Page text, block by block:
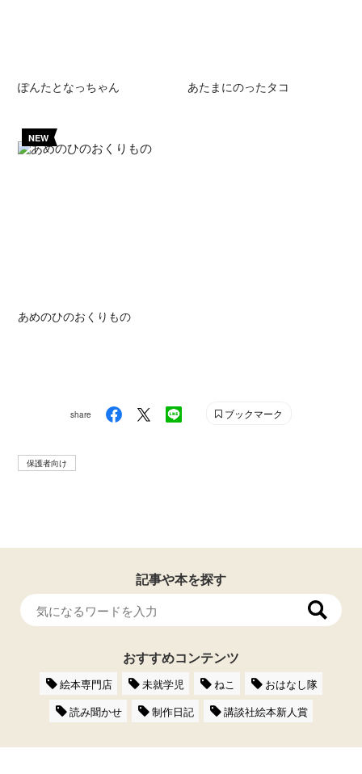
ぽんたとなっちゃん あたまにのったタコ
NEW
あめのひのおくりもの
share ブックマーク
保護者向け
記事や本を探す
おすすめコンテンツ
絵本専門店 未就学児 ねこ
おはなし隊
読み聞かせ
制作日記 講談社絵本新人賞